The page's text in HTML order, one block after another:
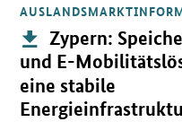
Publikation:
Zypern:
und E-
eine stabile
Öffnet PDF "Zypern: